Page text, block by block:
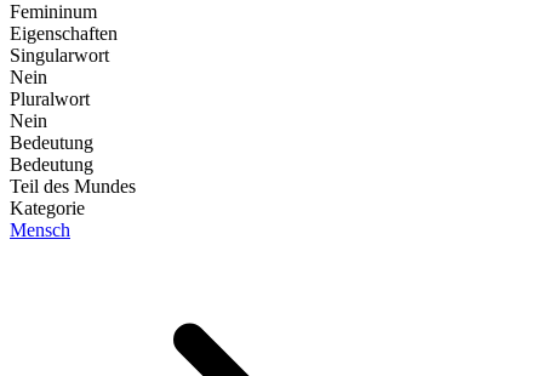
Femininum
Eigenschaften
Singularwort
Nein
Pluralwort
Nein
Bedeutung
Bedeutung
Teil des Mundes
Kategorie
Mensch